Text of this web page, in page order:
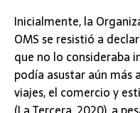
Inicialmente, la
OMS se resistió a
que no lo consideraba
podía asustar aún más
viajes, el comercio y